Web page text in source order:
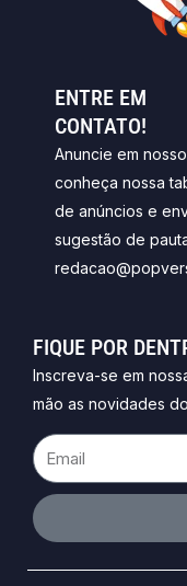
ENTRE EM
CONTATO!
Anuncie em nosso
conheça nossa
de anúncios e
sugestão de
FIQUE POR
Inscreva-se em
mão as novidades
Email